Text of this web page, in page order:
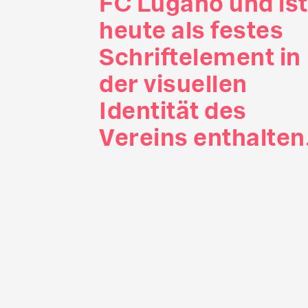
heute als festes
Schriftelement in
der visuellen
Identität des
Vereins